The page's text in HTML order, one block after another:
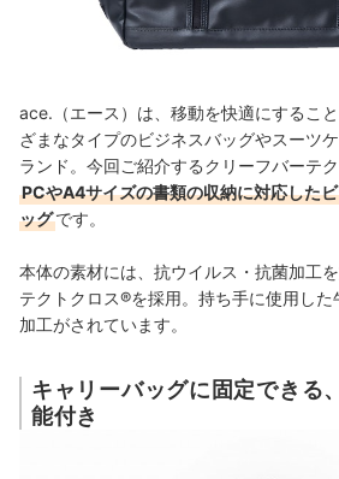
ace.（エース）は、移動を快適にするこ
ざまなタイプのビジネスバッグやスーツ
ランド。今回ご紹介するクリーフバーテ
PCやA4サイズの書類の収納に対応した
ッグです。
本体の素材には、抗ウイルス・抗菌加工
テクトクロス®を採用。持ち手に使用した
加工がされています。
キャリーバッグに固定できる
能付き